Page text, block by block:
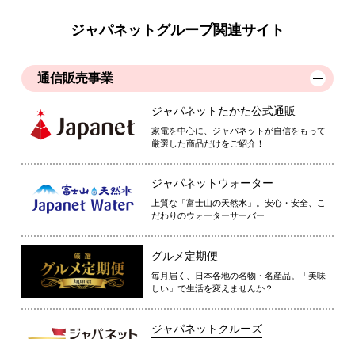
ジャパネットグループ関連サイト
通信販売事業
ジャパネットたかた公式通販
家電を中心に、ジャパネットが自信をもって
厳選した商品だけをご紹介！
ジャパネットウォーター
上質な「富士山の天然水」。安心・安全、こ
だわりのウォーターサーバー
グルメ定期便
毎月届く、日本各地の名物・名産品。「美味
しい」で生活を変えませんか？
ジャパネットクルーズ